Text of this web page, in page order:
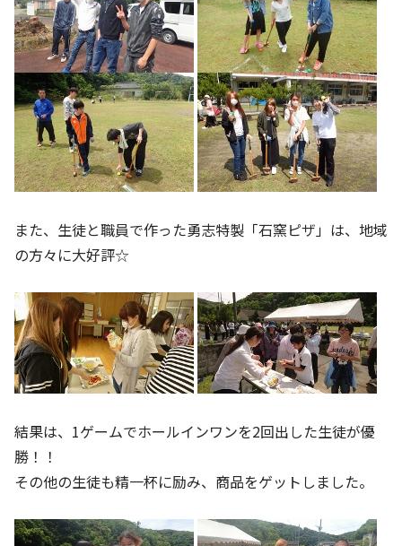
また、生徒と職員で作った勇志特製「石窯ピザ」は、地域
の方々に大好評☆
結果は、1ゲームでホールインワンを2回出した生徒が優
勝！！
その他の生徒も精一杯に励み、商品をゲットしました。